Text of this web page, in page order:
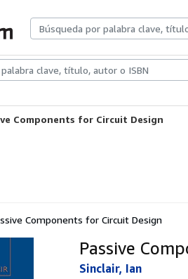
Libros antiguosArte y coleccionismo
Components for Circuit Design
Components for Circuit Design
Passive
Sinclair, Ian